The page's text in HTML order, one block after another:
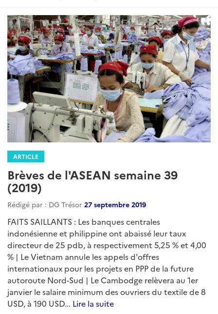
ARTICLE
Brèves de l'ASEAN semaine 39
(2019)
Rédigé par : DG Trésor 27 septembre 2019
FAITS SAILLANTS : Les banques centrales
indonésienne et philippine ont abaissé leur taux
directeur de 25 pdb, à respectivement 5,25 % et 4,00
% | Le Vietnam annule les appels d'offres
internationaux pour les projets en PPP de la future
autoroute Nord-Sud | Le Cambodge relèvera au 1er
janvier le salaire minimum des ouvriers du textile de 8
USD, à 190 USD... Lire la suite